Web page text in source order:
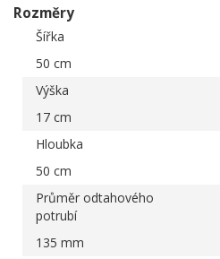
Rozměry
Šířka
50 cm
Výška
17 cm
Hloubka
50 cm
Průměr odtahového
potrubí
135 mm